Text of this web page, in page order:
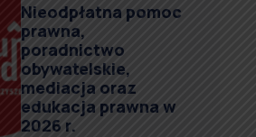
Nieodpłatna pomoc
prawna,
poradnictwo
obywatelskie,
mediacja oraz
edukacja prawna w
2026 r.